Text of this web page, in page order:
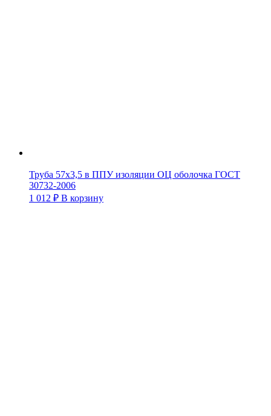
Труба 57х3,5 в ППУ изоляции ОЦ оболочка ГОСТ
30732-2006
1 012 ₽ В корзину